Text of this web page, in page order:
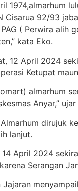
1974,almarhum
Cisarua 92/93
( Perwira alih
kata Eko.
12 April 2024
Ketupat
almarhum
Anyar,” ujar
dirujuk
lanjut.
April 2024
Serangan